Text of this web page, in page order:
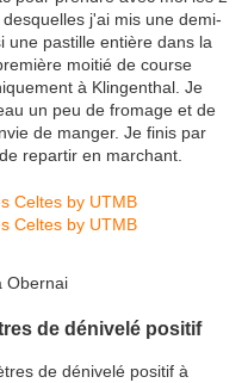
j'ai mis une demi-
une pastille entière dans la
moitié de course
à Klingenthal. Je
un peu de fromage et de
de manger. Je finis par
repartir en marchant.
Obernai
de dénivelé positif
de dénivelé positif à